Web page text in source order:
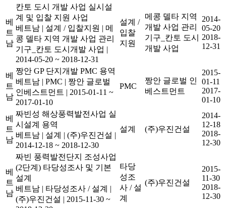
베
트
남
칸토 도시 개발 사업 실시설
계 및 입찰 지원 사업
베트남 | 설계 / 입찰지원 | 메
콩 델타 지역 개발 사업 관리
기구_칸토 도시개발 사업 |
2014-05-20 ~ 2018-12-31
설계 /
입찰
지원
메콩 델타 지역
개발 사업 관리
기구_칸토 도시
개발 사업
2014-
05-20
2018-
12-31
베
트
남
짱안 GP 단지개발 PMC 용역
베트남 | PMC | 짱안 글로벌
인베스트먼트 | 2015-01-11 ~
2017-01-10
PMC
짱안 글로벌 인
베스트먼트
2015-
01-11
2017-
01-10
베
트
남
짜빈성 해상풍력발전사업 실
시설계 용역
베트남 | 설계 | (주)우진건설 |
2014-12-18 ~ 2018-12-30
설계 (주)우진건설
2014-
12-18
2018-
12-30
베
트
남
짜빈 풍력발전단지 조성사업
(2단계) 타당성조사 및 기본
설계
베트남 | 타당성조사 / 설계 |
(주)우진건설 | 2015-11-30 ~
타당
성조
사 / 설
계
(주)우진건설
2015-
11-30
2018-
12-30